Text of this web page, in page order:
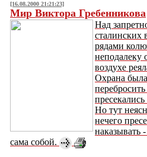
[16.08.2000 21:21:23]
Мир Виктора Гребенникова
Над
сталинских
рядами
неподалеку
воздухе
Охрана
Но тут
нечего
наказывать
сама собой.